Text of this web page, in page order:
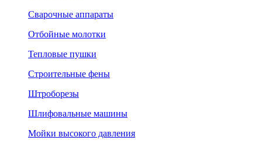
Сварочные аппараты
Отбойные молотки
Тепловые пушки
Строительные фены
Штроборезы
Шлифовальные машины
Мойки высокого давления